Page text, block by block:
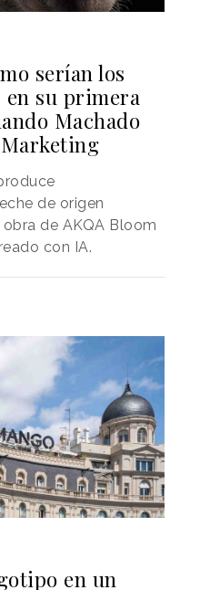
serían los
en su primera
Machado
de origen
de AKQA Bloom
con IA.
en un